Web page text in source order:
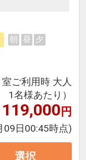
うに過ごせ
朝 昼 夕
室ご利用時 大人
1名様あたり）
119,000円
09日00:45時点)
選択